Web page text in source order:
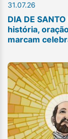
31.07.26
DIA DE
história,
marcam